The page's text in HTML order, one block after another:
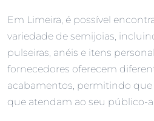
Em Limeira, é possível
variedade de semijoias,
pulseiras, anéis e itens
fornecedores oferecem
acabamentos, permitindo que
que atendam ao seu público-